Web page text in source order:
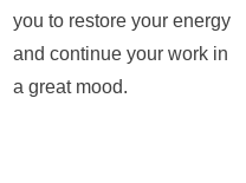
you to restore your energy
and continue your work in
a great mood.